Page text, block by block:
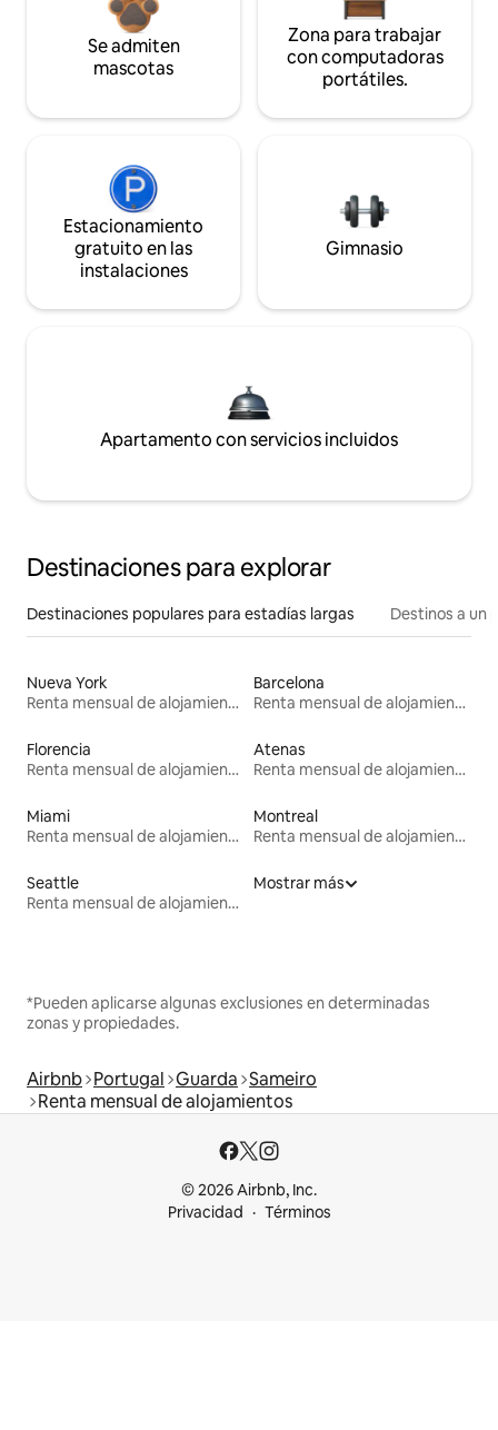
Se admiten
mascotas
Zona para trabajar
con computadoras
portátiles.
Estacionamiento
gratuito en las
instalaciones
Gimnasio
Apartamento con servicios incluidos
Destinaciones para explorar
Destinaciones populares para estadías largas Destinos a un
Nueva York
Renta mensual de alojamientos
Barcelona
Renta mensual de alojamientos
Florencia
Renta mensual de alojamientos
Atenas
Renta mensual de alojamientos
Miami
Renta mensual de alojamientos
Montreal
Renta mensual de alojamientos
Seattle
Renta mensual de alojamientos
Mostrar más
*Pueden aplicarse algunas exclusiones en determinadas
zonas y propiedades.
Airbnb Portugal Guarda Sameiro
Renta mensual de alojamientos
© 2026 Airbnb, Inc.
Privacidad
Términos